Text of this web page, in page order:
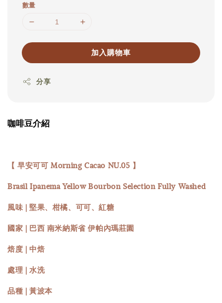
數量
加入購物車
分享
咖啡豆介紹
【 早安可可 Morning Cacao NU.05 】
Brasil Ipanema Yellow Bourbon Selection Fully Washed
風味 | 堅果、柑橘、可可、紅糖
國家 | 巴西 南米納斯省 伊帕內瑪莊園
焙度 | 中焙
處理 | 水洗
品種 | 黃波本